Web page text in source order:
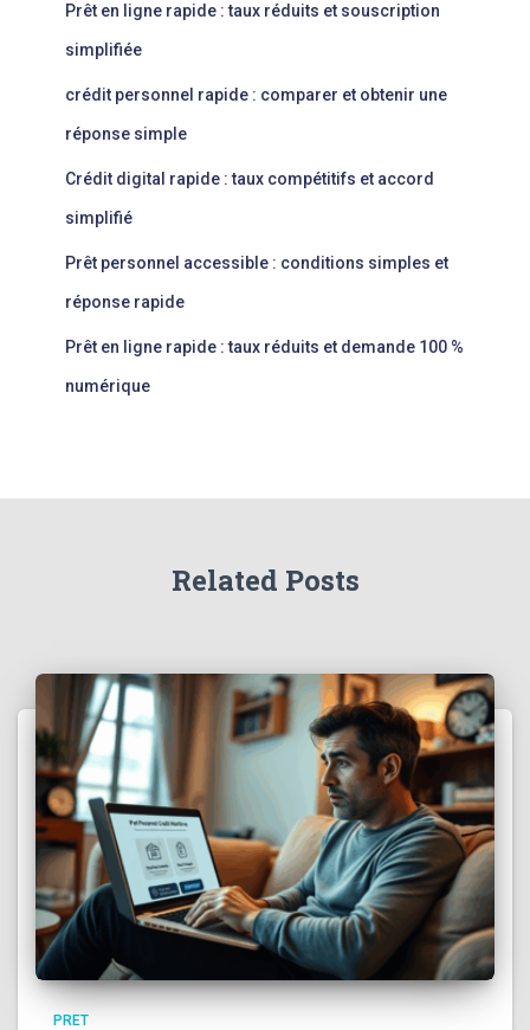
Prêt en ligne rapide : taux réduits et souscription
simplifiée
crédit personnel rapide : comparer et obtenir une
réponse simple
Crédit digital rapide : taux compétitifs et accord
simplifié
Prêt personnel accessible : conditions simples et
réponse rapide
Prêt en ligne rapide : taux réduits et demande 100 %
numérique
Related Posts
PRET